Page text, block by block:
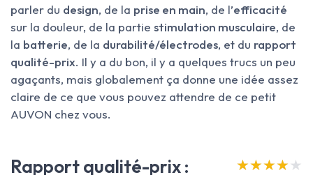
parler du design, de la prise en main, de l’efficacité
sur la douleur, de la partie stimulation musculaire, de
la batterie, de la durabilité/électrodes, et du rapport
qualité-prix. Il y a du bon, il y a quelques trucs un peu
agaçants, mais globalement ça donne une idée assez
claire de ce que vous pouvez attendre de ce petit
AUVON chez vous.
Rapport qualité-prix : ★★★★★
★★★★★